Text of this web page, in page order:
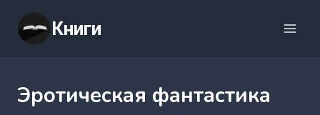
содержимому
Книги
Эротическая фантастика